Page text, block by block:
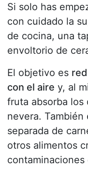
Si solo has
con cuidado la
de cocina, una
envoltorio de
El objetivo es
con el aire y, al
fruta absorba los
nevera.
separada de
otros alimentos
contaminaciones